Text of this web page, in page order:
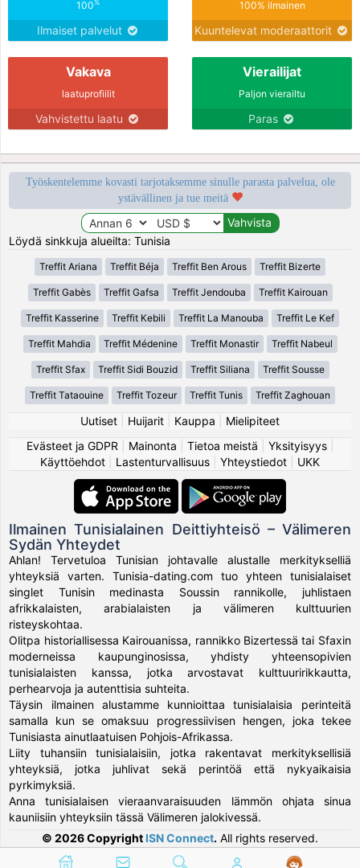
100%
Ilmaiset palvelut
100% ilmainen
Kuuntelevat moderaattorit
Vakava
laatuprofiilit
Vahvistettu laatu
Vierailijat
Paljon vierailtu
Paras
Työskentelemme kovasti tarjotaksemme sinulle parasta palvelua, ole
ystävällinen ja tue meitä
Löydä sinkkuja alueilta: Tunisia
Treffit Ariana Treffit Béja Treffit Ben Arous Treffit Bizerte
Treffit Gabès Treffit Gafsa Treffit Jendouba Treffit Kairouan
Treffit Kasserine Treffit Kebili Treffit La Manouba Treffit Le Kef
Treffit Mahdia Treffit Médenine Treffit Monastir Treffit Nabeul
Treffit Sfax Treffit Sidi Bouzid Treffit Siliana Treffit Sousse
Treffit Tataouine Treffit Tozeur Treffit Tunis Treffit Zaghouan
Uutiset Huijarit Kauppa
Mielipiteet
Evästeet ja GDPR
Mainonta Tietoa meistä Yksityisyys|
Käyttöehdot
Lastenturvallisuus Yhteystiedot UKK
Ilmainen Tunisialainen Deittiyhteisö – Välimeren
Sydän Yhteydet
Ahlan! Tervetuloa Tunisian johtavalle alustalle merkitykselliä
yhteyksiä varten. Tunisia-dating.com tuo yhteen tunisialaiset
singlet Tunisin medinasta Soussin rannikolle, juhlistaen
afrikkalaisten, arabialaisten ja välimeren kulttuurien
risteyskohtaa.
Olitpa historiallisessa Kairouanissa, rannikko Bizertessä tai Sfaxin
moderneissa kaupunginosissa, yhdisty yhteensopivien
tunisialaisten kanssa, jotka arvostavat kulttuuririkkautta,
perhearvoja ja autenttisia suhteita.
Täysin ilmainen alustamme kunnioittaa tunisialaisia perinteitä
samalla kun se omaksuu progressiivisen hengen, joka tekee
Tunisiasta ainutlaatuisen Pohjois-Afrikassa.
Liity tuhansiin tunisialaisiin, jotka rakentavat merkityksellisiä
yhteyksiä, jotka juhlivat sekä perintöä että nykyaikaisia
pyrkimyksiä.
Anna tunisialaisen vieraanvaraisuuden lämmön ohjata sinua
kauniisiin yhteyksiin tässä Välimeren jalokivessä.
© 2026 Copyright ISN Connect. All rights reserved.